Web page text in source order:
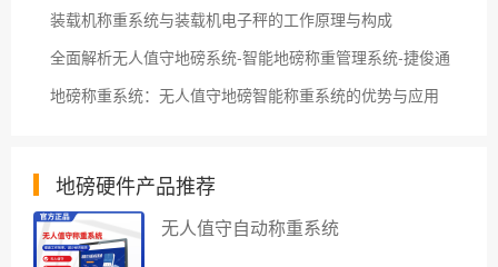
装载机称重系统与装载机电子秤的工作原理与构成
全面解析无人值守地磅系统-智能地磅称重管理系统-捷俊通
地磅称重系统：无人值守地磅智能称重系统的优势与应用
地磅硬件产品推荐
无人值守自动称重系统